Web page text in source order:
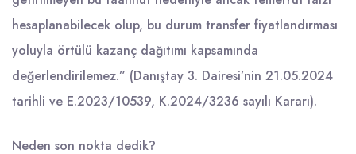
hesaplanabilecek olup, bu durum transfer fiyatlandırması
yoluyla örtülü kazanç dağıtımı kapsamında
değerlendirilemez.” (Danıştay 3. Dairesi’nin 21.05.2024
tarihli ve E.2023/10539, K.2024/3236 sayılı Kararı).
Neden son nokta dedik?